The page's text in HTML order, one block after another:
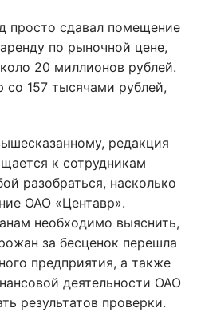
просто сдавал помещение
по рыночной цене,
20 миллионов рублей.
со 157 тысячами рублей,
редакция
к сотрудникам
разобраться, насколько
ОАО «Центавр».
необходимо выяснить,
за бесценок перешла
предприятия, а также
деятельности ОАО
результатов проверки.